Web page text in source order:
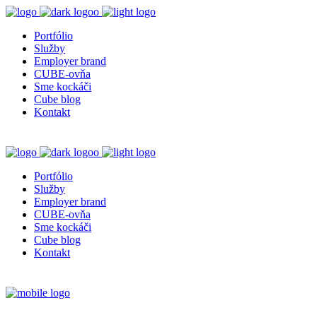
Portfólio
Služby
Employer brand
CUBE-ovňa
Sme kockáči
Cube blog
Kontakt
Portfólio
Služby
Employer brand
CUBE-ovňa
Sme kockáči
Cube blog
Kontakt